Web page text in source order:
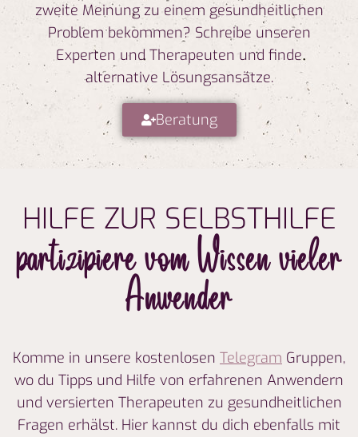
zweite Meinung zu einem gesundheitlichen
Problem bekommen? Schreibe unseren
Experten und Therapeuten und finde
alternative Lösungsansätze.
Beratung
HILFE ZUR SELBSTHILFE
partizipiere vom Wissen vieler
Anwender
Komme in unsere kostenlosen Telegram Gruppen,
wo du Tipps und Hilfe von erfahrenen Anwendern
und versierten Therapeuten zu gesundheitlichen
Fragen erhälst. Hier kannst du dich ebenfalls mit